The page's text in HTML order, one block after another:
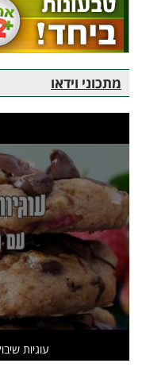
מתכוני וידאו
עוגיות